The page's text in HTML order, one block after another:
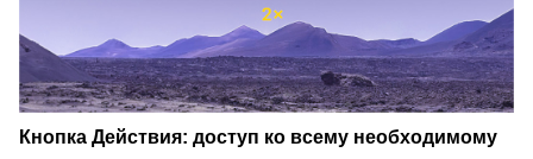
Кнопка Действия: доступ ко всему необходимому